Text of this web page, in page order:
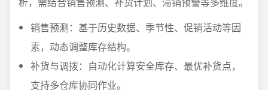
销售预测：基于历史数据、季节性、促销活动等因
素，动态调整库存结构。
补货与调拨：自动化计算安全库存、最优补货点，
支持多仓库协同作业。